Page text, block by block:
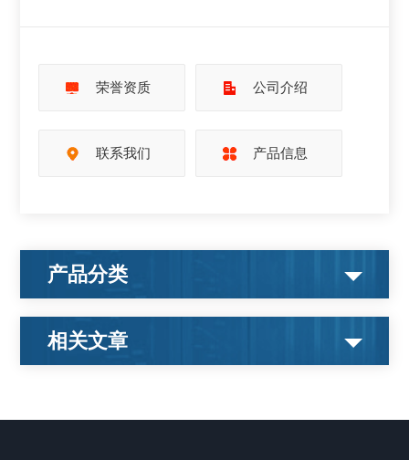
荣誉资质 公司介绍
联系我们 产品信息
产品分类
相关文章